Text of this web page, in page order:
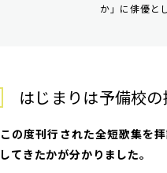
か」に俳優と
はじまりは予備校
――この度刊行された全短歌集
してきたかが分かりました。